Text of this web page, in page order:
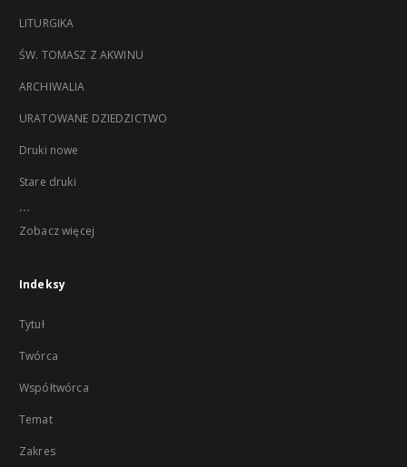
LITURGIKA
ŚW. TOMASZ Z AKWINU
ARCHIWALIA
URATOWANE DZIEDZICTWO
Druki nowe
Stare druki
...
Zobacz więcej
Indeksy
Tytuł
Twórca
Współtwórca
Temat
Zakres